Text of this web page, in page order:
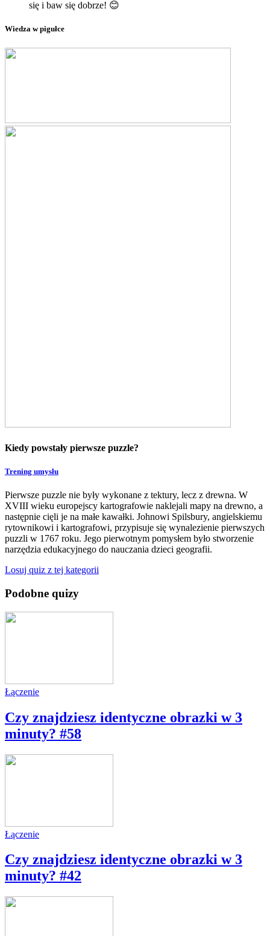
się i baw się dobrze! 😊
Wiedza w pigułce
Kiedy powstały pierwsze puzzle?
Trening umysłu
Pierwsze puzzle nie były wykonane z tektury, lecz z drewna. W
XVIII wieku europejscy kartografowie naklejali mapy na drewno, a
następnie cięli je na małe kawałki. Johnowi Spilsbury, angielskiemu
rytownikowi i kartografowi, przypisuje się wynalezienie pierwszych
puzzli w 1767 roku. Jego pierwotnym pomysłem było stworzenie
narzędzia edukacyjnego do nauczania dzieci geografii.
Losuj quiz z tej kategorii
Podobne quizy
Łączenie
Czy znajdziesz identyczne obrazki w 3
minuty? #58
Łączenie
Czy znajdziesz identyczne obrazki w 3
minuty? #42